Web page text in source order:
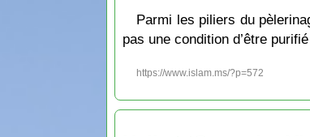
Parmi les piliers du
pas une condition d’être
https://www.islam.ms/?p=572